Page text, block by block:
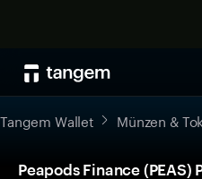
Tangem Wallet Münzen &
Peapods Finance (PEAS)